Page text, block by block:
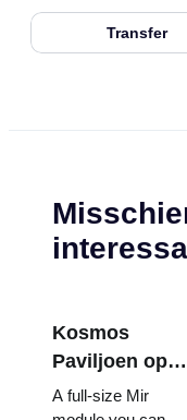
Transfer
Kosmos
Paviljoen op
VDNKh:
A full-size Mir